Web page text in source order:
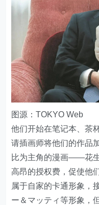
图源：TOKYO Web
他们开始在笔记本、茶
请插画师将他们的作品
比为主角的漫画——花
高昂的授权费，促使他
属于自家的卡通形象，
ー＆マッティ等形象，